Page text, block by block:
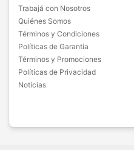
Trabajá con Nosotros
Quiénes Somos
Términos y Condiciones
Políticas de Garantía
Términos y Promociones
Políticas de Privacidad
Noticias